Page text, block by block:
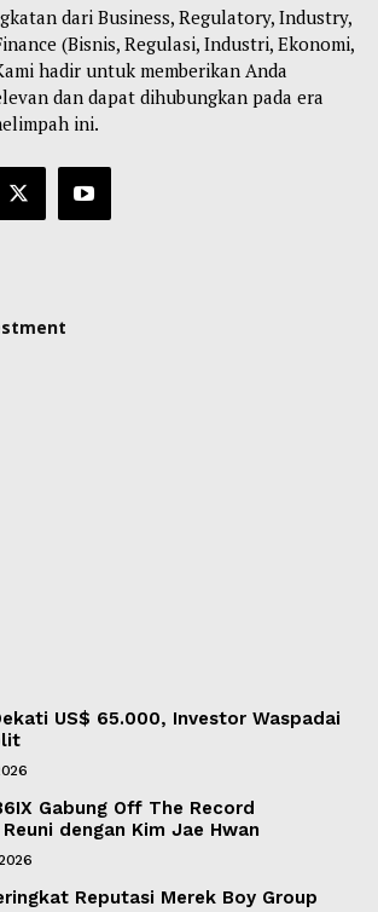
dari Business, Regulatory, Industry,
(Bisnis, Regulasi, Industri, Ekonomi,
hadir untuk memberikan Anda
dan dapat dihubungkan pada era
ini.
US$ 65.000, Investor Waspadai
Gabung Off The Record
dengan Kim Jae Hwan
Reputasi Merek Boy Group